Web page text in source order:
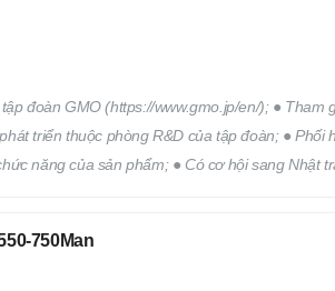
đoàn GMO (https://www.gmo.jp/en/); ● Tham
triển thuộc phòng R&D của tập đoàn; ● Phối
năng của sản phẩm; ● Có cơ hội sang Nhật
750Man